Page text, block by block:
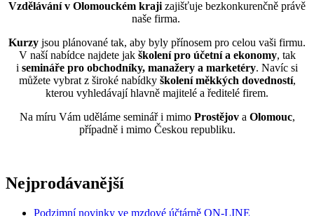
Vzdělávání v Olomouckém kraji zajišťuje bezkonkurenčně právě
naše firma.
Kurzy jsou plánované tak, aby byly přínosem pro celou vaši firmu.
V naší nabídce najdete jak školení pro účetní a ekonomy, tak
i semináře pro obchodníky, manažery a marketéry. Navíc si
můžete vybrat z široké nabídky školení měkkých dovedností,
kterou vyhledávají hlavně majitelé a ředitelé firem.
Na míru Vám uděláme seminář i mimo Prostějova Olomouc,
případně i mimo Českou republiku.
Nejprodávanější
Podzimní novinky ve mzdové účtárně ON-LINE